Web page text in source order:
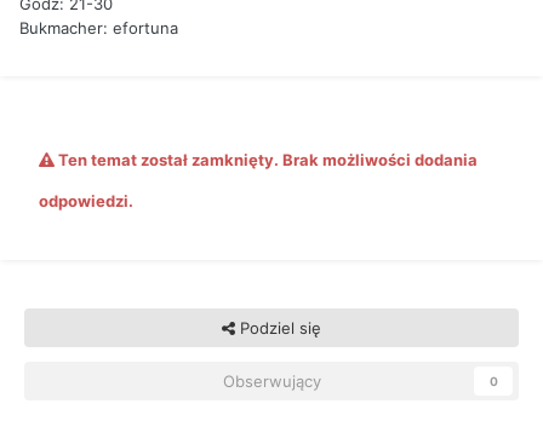
Godz: 21-30
Bukmacher: efortuna
Ten temat został zamknięty. Brak możliwości dodania
odpowiedzi.
Podziel się
Obserwujący 0